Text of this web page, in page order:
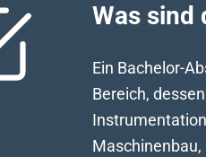
Was sind
Ein Bachelor-
Bereich,